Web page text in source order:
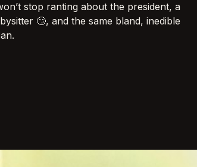
stop ranting about the president, a
🙄, and the same bland, inedible